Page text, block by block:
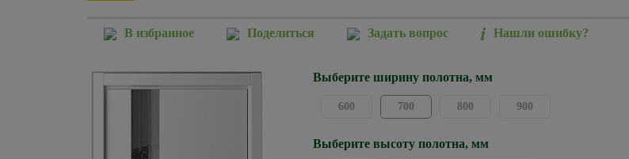
В избранное Поделиться Задать вопрос Нашли ошибку?
Выберите ширину полотна, мм
600 700 800 900
Выберите высоту полотна, мм